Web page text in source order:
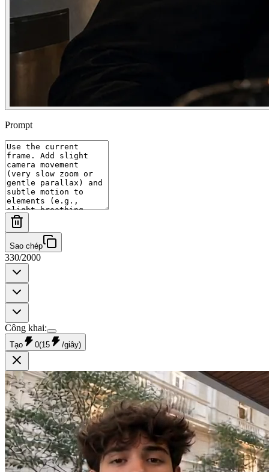
Prompt
Sao chép
330/2000
Công khai:
Tạo 0(15 /giây)